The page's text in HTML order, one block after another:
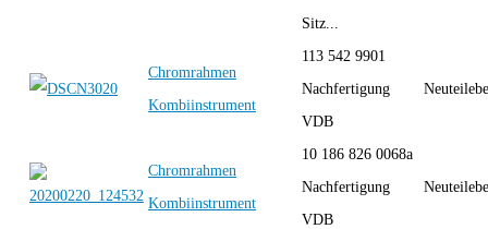
Sitz...
Chromrahmen
Kombiinstrument
113 542 9901
Nachfertigung
VDB
Chromrahmen
Kombiinstrument
10 186 826 0068a
Nachfertigung
VDB